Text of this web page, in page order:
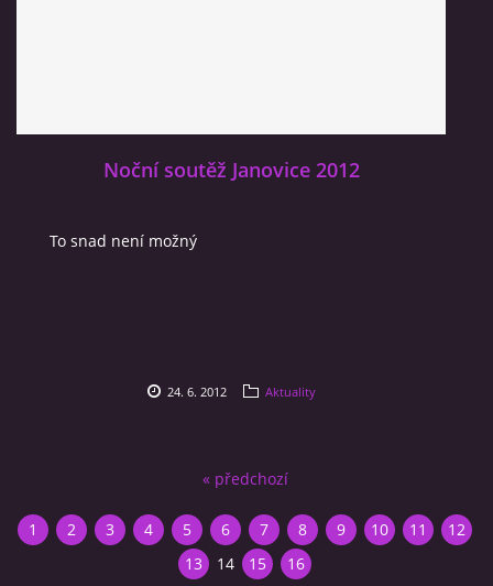
Noční soutěž Janovice 2012
To snad není možný
24. 6. 2012 Aktuality
« předchozí
1 2 3 4 5 6 7 8 9 10 11
12
13
14 15 16